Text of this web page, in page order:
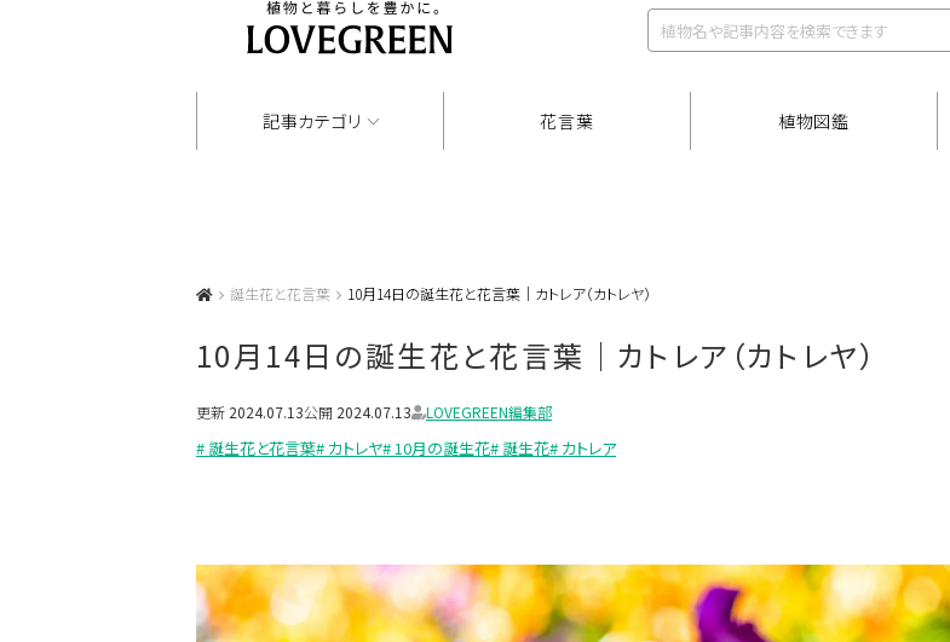
記事カテゴリ 花言葉 植物図鑑
誕生花と花言葉 10月14日の誕生花と花言葉｜カトレア（カトレヤ）
10月14日の誕生花と花言葉｜カトレア（カトレヤ）
更新 2024.07.13公開 2024.07.13 LOVEGREEN編集部
# 誕生花と花言葉# カトレヤ# 10月の誕生花# 誕生花# カトレア